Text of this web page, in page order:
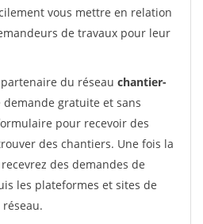
vous mettre en relation
de travaux pour leur
du réseau chantier-
demande gratuite et sans
pour recevoir des
des chantiers. Une fois la
des demandes de
les plateformes et sites de